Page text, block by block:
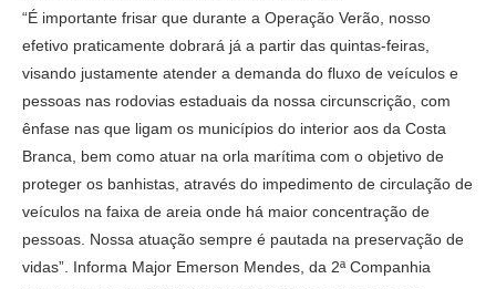
“É importante frisar que durante a Operação Verão, nosso
efetivo praticamente dobrará já a partir das quintas-feiras,
visando justamente atender a demanda do fluxo de veículos e
pessoas nas rodovias estaduais da nossa circunscrição, com
ênfase nas que ligam os municípios do interior aos da Costa
Branca, bem como atuar na orla marítima com o objetivo de
proteger os banhistas, através do impedimento de circulação de
veículos na faixa de areia onde há maior concentração de
pessoas. Nossa atuação sempre é pautada na preservação de
vidas”. Informa Major Emerson Mendes, da 2ª Companhia